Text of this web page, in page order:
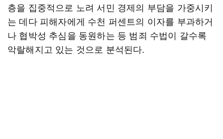
층을 집중적으로 노려 서민 경제의 부담을 가중시키
는 데다 피해자에게 수천 퍼센트의 이자를 부과하거
나 협박성 추심을 동원하는 등 범죄 수법이 갈수록
악랄해지고 있는 것으로 분석된다.